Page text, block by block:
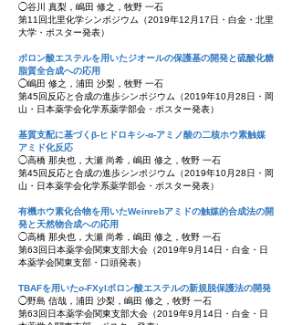
◯谷川 真梨，嶋田 修之，牧野 一石
第11回北里化学シンポジウム（2019年12月17日・白金・北里
大学・ポスター発表）
ボロン酸エステルを用いたジオールの保護基の開発と硫酸化糖
脂質全合成への応用
◯嶋田 修之，浦田 沙梨，牧野 一石
第45回反応と合成の進歩シンポジウム（2019年10月28日・岡
山・日本薬学会化学系薬学部会・ポスター発表）
基質支配に基づくβ-ヒドロキシ-α-アミノ酸の二核ホウ素触媒
アミド化反応
◯高橋 那央也，大瀬 尚希，嶋田 修之，牧野 一石
第45回反応と合成の進歩シンポジウム（2019年10月28日・岡
山・日本薬学会化学系薬学部会・ポスター発表）
有機ホウ素化合物を用いたWeinrebアミドの触媒的合成法の開
発と天然物合成への応用
◯高橋 那央也，大瀬 尚希，嶋田 修之，牧野 一石
第63回日本薬学会関東支部大会（2019年9月14日・白金・日
本薬学会関東支部・口頭発表）
TBAFを用いたo-FXylボロン酸エステルの新規脱保護法の開発
◯野島 信哉，浦田 沙梨，嶋田 修之，牧野 一石
第63回日本薬学会関東支部大会（2019年9月14日・白金・日